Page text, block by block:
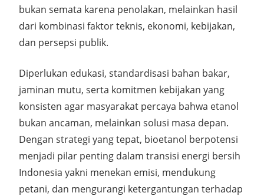
bukan semata karena penolakan, melainkan hasil
dari kombinasi faktor teknis, ekonomi, kebijakan,
dan persepsi publik.
Diperlukan edukasi, standardisasi bahan bakar,
jaminan mutu, serta komitmen kebijakan yang
konsisten agar masyarakat percaya bahwa etanol
bukan ancaman, melainkan solusi masa depan.
Dengan strategi yang tepat, bioetanol berpotensi
menjadi pilar penting dalam transisi energi bersih
Indonesia yakni menekan emisi, mendukung
petani, dan mengurangi ketergantungan terhadap